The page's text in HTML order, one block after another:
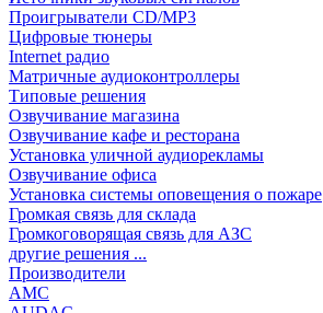
Проигрыватели CD/MP3
Цифровые тюнеры
Internet радио
Матричные аудиоконтроллеры
Типовые решения
Озвучивание магазина
Озвучивание кафе и ресторана
Установка уличной аудиорекламы
Озвучивание офиса
Установка системы оповещения о пожаре
Громкая связь для склада
Громкоговорящая связь для АЗС
другие решения ...
Производители
AMC